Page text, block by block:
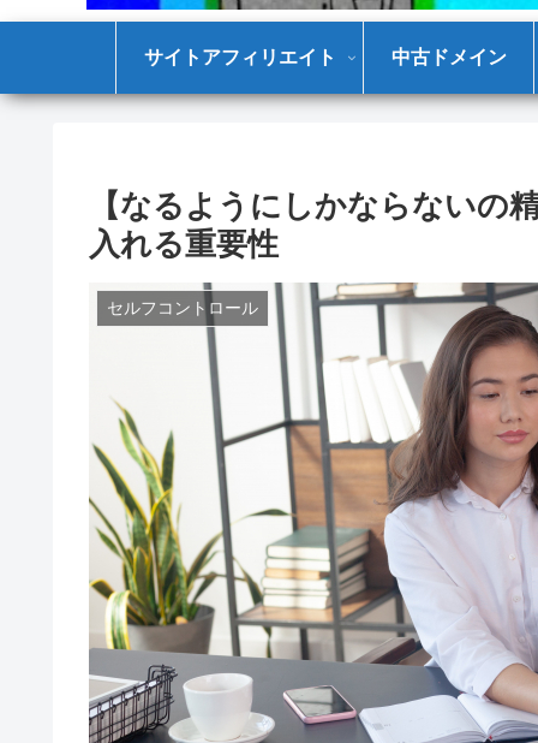
サイトアフィリエイト 中古ドメイン
【なるようにしかならないの
入れる重要性
セルフコントロール